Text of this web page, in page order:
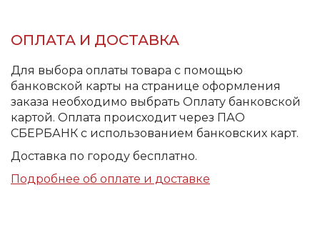
ОПЛАТА И ДОСТАВКА
Для выбора оплаты товара с помощью
банковской карты на странице оформления
заказа необходимо выбрать Оплату банковской
картой. Оплата происходит через ПАО
СБЕРБАНК с использованием банковских карт.
Доставка по городу бесплатно.
Подробнее об оплате и доставке